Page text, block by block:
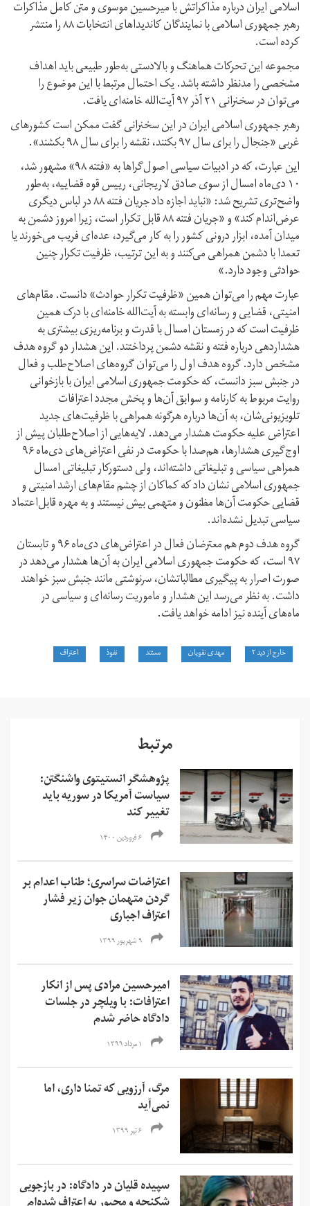
اسلامی ایران درباره مذاکراتش با میرحسین موسوی و متن کامل مذاکرات
رهبر جمهوری اسلامی با نمایندگان کاندیداهای انتخابات ۸۸ را منتشر
کرده است.
مجموعه این تحرکات هماهنگ و بالادستی به‌طور طبیعی باید اهداف
مشخصی را مدنظر داشته باشد. یک احتمال مرتبط با این موضوع را
می‌توان در سخنرانی ۲۱ آذر ۹۷ آیت‌الله خامنه‌ای یافت.
رهبر جمهوری اسلامی ایران در این سخنرانی گفت ممکن است کشورهای
غربی «جنجال را برای سال ۹۷ بکنند، نقشه را برای سال ۹۸ بکشند».
این عبارت، که در ادبیات سیاسی اصول‌گراها به «فتنه ۹۸» مشهور شد،
۱۰‌ دی‌ماه امسال از سوی صادق لاریجانی، ریيس قوه قضاییه، به‌طور
واضح‌تری تشریح شد: «نباید اجازه داد جریان فتنه ۸۸ در لباس دیگری
عرض‌اندام کند» و «جریان فتنه ۸۸ قابل تکرار است، زیرا امروز دشمن به
میدان آمده، ابزار درونی کشور را به کار می‌گیرد، عده‌ای فریب می‌خورند یا
تعمدا با دشمن همراهی می‌کنند و به این ترتیب، ظرفیت تکرار چنین
حوادثی وجود دارد.»
عبارت مهم را می‌توان همین «ظرفیت تکرار حوادث» دانست. مقام‌های
امنیتی، قضایی و رسانه‌ای وابسته به آیت‌الله خامنه‌ای با درک همین
ظرفیت است که در زمستان امسال با قدرت و برنامه‌ریزی بیشتری به
هشداردهی درباره فتنه و نقشه دشمن پرداختند. این هشدار دو گروه هدف
مشخص دارد. گروه هدف اول را می‌توان گروه‌های اصلاح‌طلب و فعال
در جنبش سبز دانست، که حکومت جمهوری اسلامی ایران با بازخوانی
روایت مربوط به کارنامه و سوابق آن‌ها و پخش مجدد اعترافات
تلویزیونی‌شان، به آن‌ها درباره هرگونه همراهی با ظرفیت‌های جدید
اعتراض علیه حکومت هشدار می‌دهد. لایه‌هایی از اصلاح‌طلبان پیش از
اوج‌گیری هشدارها، هم‌صدا با حکومت در نفی اعتراض‌های دی‌ماه ۹۶
همراهی سیاسی و تبلیغاتی داشته‌اند، ولی دستور‌کار تبلیغاتی امسال
جمهوری اسلامی نشان داد که کماکان از چشم مقام‌های ارشد امنیتی و
قضایی حکومت آن‌ها مظنون و متهمی بیش نیستند و به مهره قابل‌اعتماد
سیاسی تبدیل نشده‌اند.
گروه هدف دوم هم معترضان فعال در اعتراض‌های دی‌ماه ۹۶ و تابستان
۹۷ است، که حکومت جمهوری اسلامی ایران به آن‌ها هشدار می‌دهد در
صورت اصرار به پیگیری مطالباتشان، سرنوشتی مانند جنبش سبز خواهند
داشت. به نظر می‌رسد این هشدار و ماموریت رسانه‌ای و سیاسی در
ماه‌های آینده نیز ادامه خواهد یافت.
خارج از دید ۲ مهدی نقویان مستند نفوذ اعتراف
مرتبط
پژوهشگر انستیتوی واشنگتن:
سیاست آمریکا در سوریه باید
تغییر کند
۶ فروردین ۱۴۰۰
اعتراضات سراسری؛ طناب اعدام بر
گردن متهمان جوان زیر فشار
اعتراف اجباری
۹ شهریور ۱۳۹۹
امیرحسین مرادی پس از انکار
اعترافات: با ویلچر در جلسات
دادگاه حاضر شدم
۱ مرداد ۱۳۹۹
مرگ، آرزویی که تمنا داری، اما
نمی‌آید
۶ تیر ۱۳۹۹
سپیده قلیان در دادگاه: در بازجویی